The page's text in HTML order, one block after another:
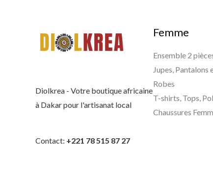
Diolkrea - Votre boutique africaine
à Dakar pour l'artisanat local
Contact: +221 78 515 87 27
Femme
Ensemble 2
Jupes, Pantalons
Robes
T-shirts, Tops,
Chaussures